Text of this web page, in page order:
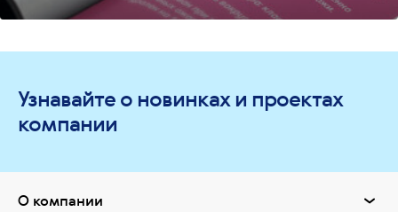
Узнавайте о новинках и проектах
компании
О компании